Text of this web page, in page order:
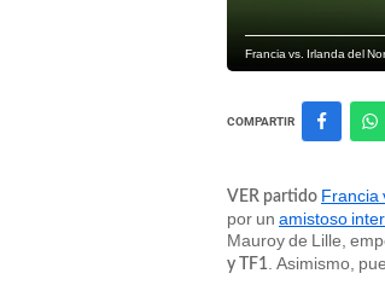
Francia vs. Irlanda del
COMPARTIR
VER partido Francia
por un amistoso
Mauroy de Lille,
y TF1 . Asimismo,